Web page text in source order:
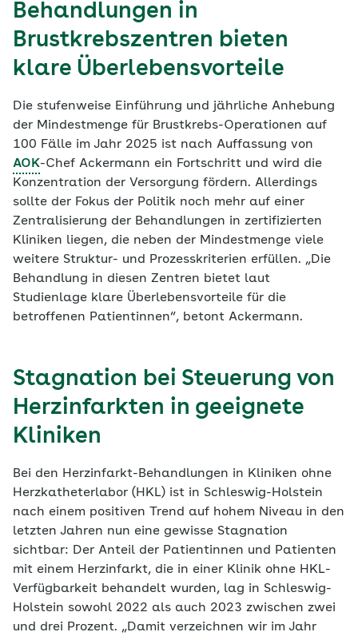
Behandlungen in
Brustkrebszentren bieten
klare Überlebensvorteile
Die stufenweise Einführung und jährliche Anhebung
der Mindestmenge für Brustkrebs-Operationen auf
100 Fälle im Jahr 2025 ist nach Auffassung von
AOK-Chef Ackermann ein Fortschritt und wird die
Konzentration der Versorgung fördern. Allerdings
sollte der Fokus der Politik noch mehr auf einer
Zentralisierung der Behandlungen in zertifizierten
Kliniken liegen, die neben der Mindestmenge viele
weitere Struktur- und Prozesskriterien erfüllen. „Die
Behandlung in diesen Zentren bietet laut
Studienlage klare Überlebensvorteile für die
betroffenen Patientinnen“, betont Ackermann.
Stagnation bei Steuerung von
Herzinfarkten in geeignete
Kliniken
Bei den Herzinfarkt-Behandlungen in Kliniken ohne
Herzkatheterlabor (HKL) ist in Schleswig-Holstein
nach einem positiven Trend auf hohem Niveau in den
letzten Jahren nun eine gewisse Stagnation
sichtbar: Der Anteil der Patientinnen und Patienten
mit einem Herzinfarkt, die in einer Klinik ohne HKL-
Verfügbarkeit behandelt wurden, lag in Schleswig-
Holstein sowohl 2022 als auch 2023 zwischen zwei
und drei Prozent. „Damit verzeichnen wir im Jahr